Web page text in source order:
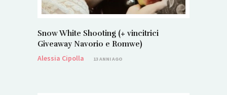
Snow White Shooting (+ vincitrici
Giveaway Navorio e Romwe)
Alessia Cipolla
13 ANNI AGO